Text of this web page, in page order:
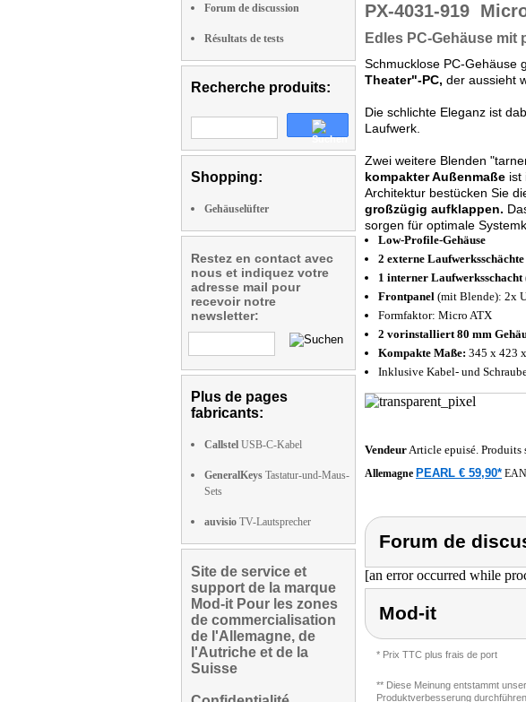
Forum de discussion
Résultats de tests
Recherche produits:
Shopping:
Gehäuselüfter
Restez en contact avec
nous et indiquez votre
adresse mail pour
recevoir notre
newsletter:
Plus de pages
fabricants:
Callstel USB-C-Kabel
GeneralKeys Tastatur-und-Maus-
Sets
auvisio TV-Lautsprecher
Site de service et
support de la marque
Mod-it Pour les zones
de commercialisation
de l'Allemagne, de
l'Autriche et de la
Suisse
PX-4031-919
Edles PC-Gehäuse
Schmucklose PC-Gehäuse
Theater"-PC, der aussieht
Die schlichte Eleganz ist
Laufwerk.
Zwei weitere Blenden
kompakter Außenmaße ist
Architektur bestücken Sie
großzügig aufklappen.
sorgen für optimale
Low-Profile-Gehäuse
2 externe Laufwerksschächte
1 interner Laufwerksschacht
Frontpanel (mit Blende): 2x
Formfaktor: Micro ATX
2 vorinstalliert 80 mm
Kompakte Maße: 345 x 423
Inklusive Kabel- und
VendeurArticle epuisé. Produits
Allemagne PEARL € 59,90*
Forum de
[an error occurred while
Mod-it
* Prix TTC plus frais de port
** Diese Meinung entstammt
Produktverbesserung